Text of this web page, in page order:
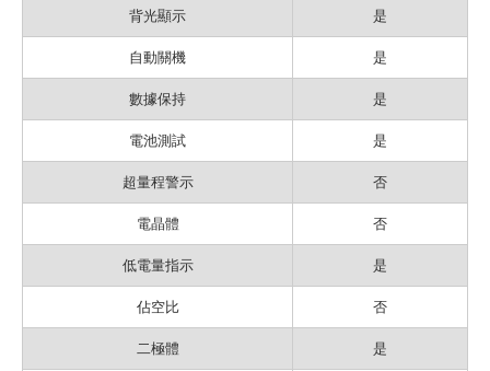
背光顯示
是
自動關機
是
數據保持
是
電池測試
是
超量程警示
否
電晶體
否
低電量指示
是
佔空比
否
二極體
是